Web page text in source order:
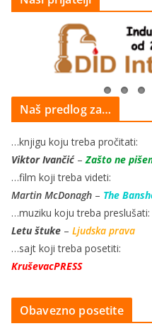
Naš predlog za…
…knjigu koju treba pročitati:
Viktor Ivančić–Zašto ne
…film koji treba videti:
Martin McDonagh – The
…muziku koju treba preslušati:
Letu štuke – Ljudska prava
…sajt koji treba posetiti:
KruševacPRESS
Obavezno posetite